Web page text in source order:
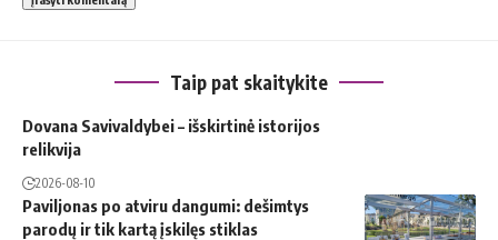
Taip pat skaitykite
Dovana Savivaldybei – išskirtinė istorijos
relikvija
2026-08-10
Paviljonas po atviru dangumi: dešimtys
parodų ir tik kartą įskilęs stiklas